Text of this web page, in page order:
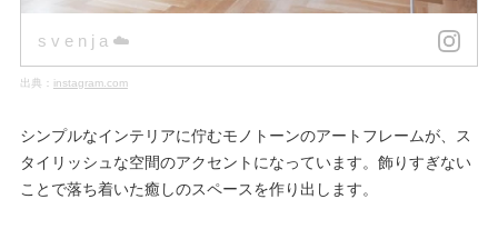
s v e n j a ☁️
出典： instagram.com
シンプルなインテリアに佇むモノトーンのアートフレームが、ス
タイリッシュな空間のアクセントになっています。飾りすぎない
ことで落ち着いた癒しのスペースを作り出します。